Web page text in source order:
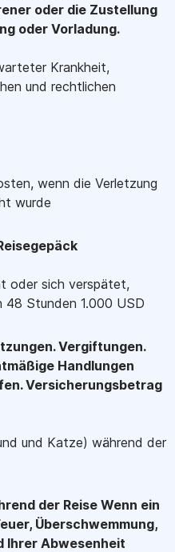
oder die Zustellung
oder Vorladung.
Krankheit,
und rechtlichen
wenn die Verletzung
wurde
oder sich verspätet,
48 Stunden 1.000 USD
Vergiftungen.
Handlungen
Versicherungsbetrag
und Katze) während der
der Reise Wenn ein
Überschwemmung,
Ihrer Abwesenheit